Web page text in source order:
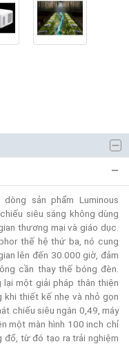
sản phẩm Luminous
siêu sáng không dùng
thương mại và giáo dục.
thế hệ thứ ba, nó cung
lên đến 30.000 giờ, đảm
cần thay thế bóng đèn.
một giải pháp thân thiện
thiết kế nhẹ và nhỏ gọn
chiếu siêu ngắn 0,49, máy
một màn hình 100 inch chỉ
đổ, từ đó tạo ra trải nghiệm